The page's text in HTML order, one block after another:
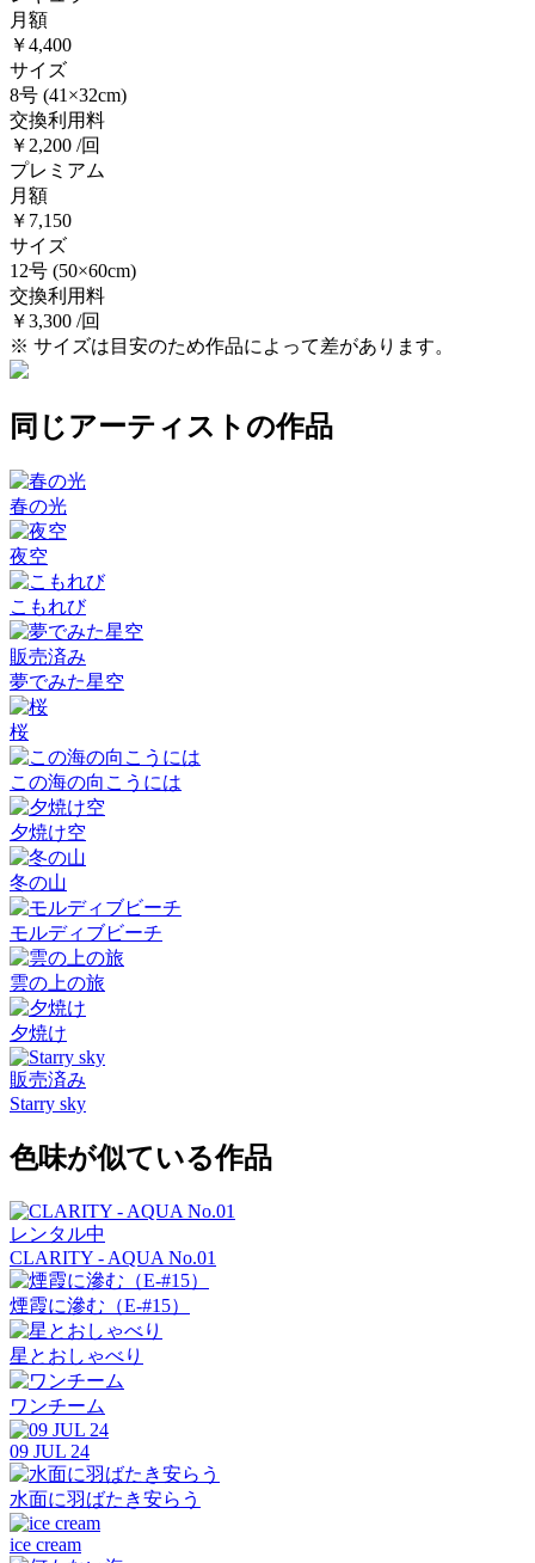
月額
￥4,400
サイズ
8号 (41×32cm)
交換利用料
￥2,200 /回
プレミアム
月額
￥7,150
サイズ
12号 (50×60cm)
交換利用料
￥3,300 /回
※ サイズは目安のため作品によって差があります。
同じアーティストの作品
春の光
夜空
こもれび
販売済み
夢でみた星空
桜
この海の向こうには
夕焼け空
冬の山
モルディブビーチ
雲の上の旅
夕焼け
販売済み
Starry sky
色味が似ている作品
レンタル中
CLARITY - AQUA No.01
煙霞に滲む（E-#15）
星とおしゃべり
ワンチーム
09 JUL 24
水面に羽ばたき安らう
ice cream